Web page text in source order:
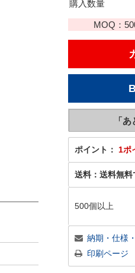
購入数量
MOQ：
ポイント： 1ポ
送料： 送料無料
500個以上
納期・仕様
印刷ページ